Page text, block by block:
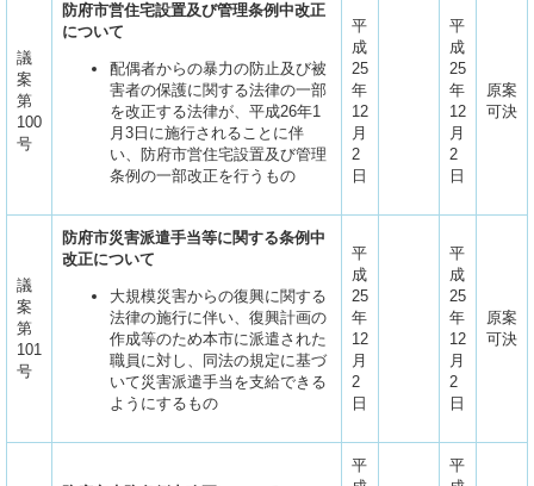
議
案
第
100
号
防府市営住宅設置及び管理条例中改正
について
配偶者からの暴力の防止及び被
害者の保護に関する法律の一部
を改正する法律が、平成26年1
月3日に施行されることに伴
い、防府市営住宅設置及び管理
条例の一部改正を行うもの
平
成
25
年
12
月
2
日
平
成
25
年
12
月
2
日
原案
可決
議
案
第
101
号
防府市災害派遣手当等に関する条例中
改正について
大規模災害からの復興に関する
法律の施行に伴い、復興計画の
作成等のため本市に派遣された
職員に対し、同法の規定に基づ
いて災害派遣手当を支給できる
ようにするもの
平
成
25
年
12
月
2
日
平
成
25
年
12
月
2
日
原案
可決
平
平